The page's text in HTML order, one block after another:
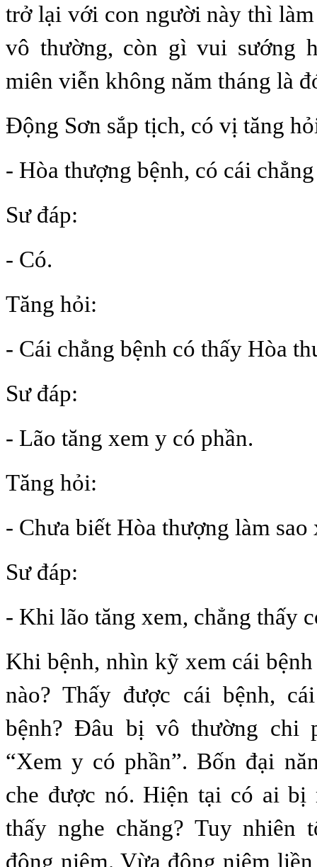
trở lại với con người này thì
vô thường, còn gì vui sướng
miên viễn không năm tháng là
Động Sơn sắp tịch, có vị tăng
- Hòa thượng bệnh, có cái
Sư đáp:
- Có.
Tăng hỏi:
- Cái chẳng bệnh có thấy Hòa
Sư đáp:
- Lão tăng xem y có phần.
Tăng hỏi:
- Chưa biết Hòa thượng làm sao
Sư đáp:
- Khi lão tăng xem, chẳng thấy
Khi bệnh, nhìn kỹ xem cái
nào? Thấy được cái bệnh,
bệnh? Đâu bị vô thường chi
“Xem y có phần”. Bốn đại
che được nó. Hiện tại có ai bị
thấy nghe chăng? Tuy nhiên
động niệm. Vừa động niệm